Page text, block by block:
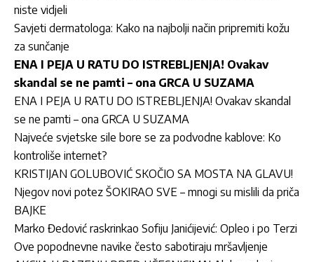
niste vidjeli
Savjeti dermatologa: Kako na najbolji način pripremiti kožu
za sunčanje
ENA I PEJA U RATU DO ISTREBLJENJA! Ovakav
skandal se ne pamti – ona GRCA U SUZAMA
ENA I PEJA U RATU DO ISTREBLJENJA! Ovakav skandal
se ne pamti – ona GRCA U SUZAMA
Najveće svjetske sile bore se za podvodne kablove: Ko
kontroliše internet?
KRISTIJAN GOLUBOVIĆ SKOČIO SA MOSTA NA GLAVU!
Njegov novi potez ŠOKIRAO SVE – mnogi su mislili da priča
BAJKE
Marko Đedović raskrinkao Sofiju Janićijević: Opleo i po Terzi
Ove popodnevne navike često sabotiraju mršavljenje